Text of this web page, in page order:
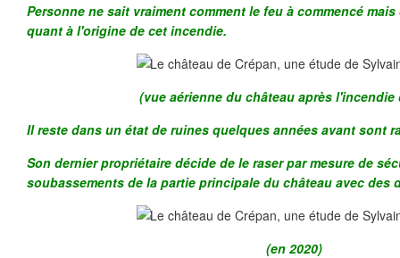
Personne ne sait vraiment comment le feu à commencé
quant à l'origine de cet incendie.
(vue aérienne du château après l'incendie
Il reste dans un état de ruines quelques années avant sont
Son dernier propriétaire décide de le raser par mesure de
soubassements de la partie principale du château avec des
(en 2020)